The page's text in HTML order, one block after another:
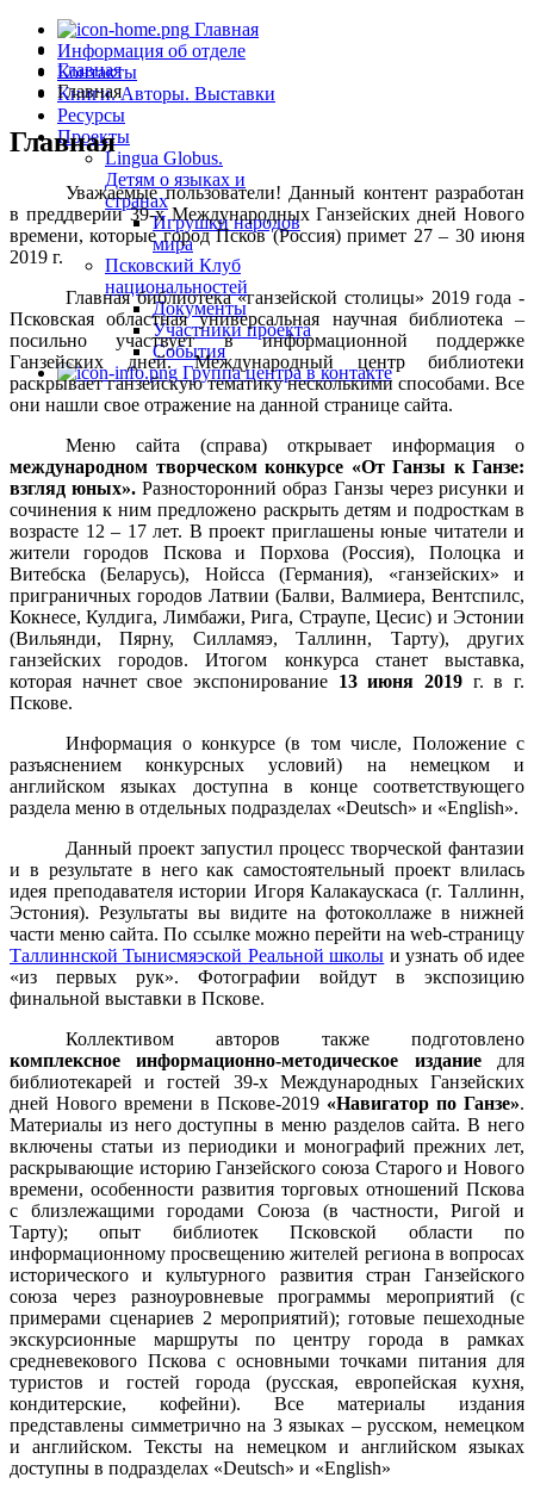
Главная
Информация об отделе
Контакты
Книги. Авторы. Выставки
Ресурсы
Проекты
Lingua Globus.
Детям о языках и
странах
Игрушки народов
мира
Псковский Клуб
национальностей
Документы
Участники проекта
События
Группа центра в контакте
Главная
Главная
Главная
Уважаемые пользователи! Данный контент разработан
в преддверии 39-х Международных Ганзейских дней Нового
времени, которые город Псков (Россия) примет 27 – 30 июня
2019 г.
Главная библиотека «ганзейской столицы» 2019 года -
Псковская областная универсальная научная библиотека –
посильно участвует в информационной поддержке
Ганзейских дней. Международный центр библиотеки
раскрывает ганзейскую тематику несколькими способами. Все
они нашли свое отражение на данной странице сайта.
Меню сайта (справа) открывает информация о
международном творческом конкурсе «От Ганзы к Ганзе:
взгляд юных».Разносторонний образ Ганзы через рисунки и
сочинения к ним предложено раскрыть детям и подросткам в
возрасте 12 – 17 лет. В проект приглашены юные читатели и
жители городов Пскова и Порхова (Россия), Полоцка и
Витебска (Беларусь), Нойсса (Германия), «ганзейских» и
приграничных городов Латвии (Балви, Валмиера, Вентспилс,
Кокнесе, Кулдига, Лимбажи, Рига, Страупе, Цесис) и Эстонии
(Вильянди, Пярну, Силламяэ, Таллинн, Тарту), других
ганзейских городов. Итогом конкурса станет выставка,
которая начнет свое экспонирование 13 июня 2019 г. в г.
Пскове.
Информация о конкурсе (в том числе, Положение с
разъяснением конкурсных условий) на немецком и
английском языках доступна в конце соответствующего
раздела меню в отдельных подразделах «Deutsch» и «English».
Данный проект запустил процесс творческой фантазии
и в результате в него как самостоятельный проект влилась
идея преподавателя истории Игоря Калакаускаса (г. Таллинн,
Эстония). Результаты вы видите на фотоколлаже в нижней
части меню сайта. По ссылке можно перейти на web-страницу
Таллиннской Тынисмяэской Реальной школы и узнать об идее
«из первых рук». Фотографии войдут в экспозицию
финальной выставки в Пскове.
Коллективом авторов также подготовлено
комплексное информационно-методическое изданиедля
библиотекарей и гостей 39-х Международных Ганзейских
дней Нового времени в Пскове-2019 «Навигатор по Ганзе».
Материалы из него доступны в меню разделов сайта.В него
включены статьи из периодики и монографий прежних лет,
раскрывающие историю Ганзейского союза Старого и Нового
времени, особенности развития торговых отношений Пскова
с близлежащими городами Союза (в частности, Ригой и
Тарту); опыт библиотек Псковской области по
информационному просвещению жителей региона в вопросах
исторического и культурного развития стран Ганзейского
союза через разноуровневые программы мероприятий (с
примерами сценариев 2 мероприятий); готовые пешеходные
экскурсионные маршруты по центру города в рамках
средневекового Пскова с основными точками питания для
туристов и гостей города (русская, европейская кухня,
кондитерские, кофейни). Все материалы издания
представлены симметрично на 3 языках – русском, немецком
и английском. Тексты на немецком и английском языках
доступны в подразделах «Deutsch» и «English»